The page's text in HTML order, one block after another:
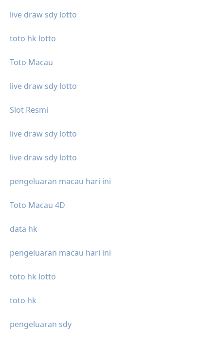
live draw sdy lotto
toto hk lotto
Toto Macau
live draw sdy lotto
Slot Resmi
live draw sdy lotto
live draw sdy lotto
pengeluaran macau hari ini
Toto Macau 4D
data hk
pengeluaran macau hari ini
toto hk lotto
toto hk
pengeluaran sdy